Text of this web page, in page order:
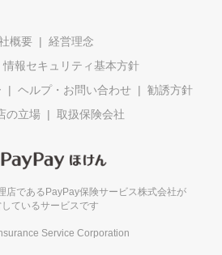
概要
経営理念
情報セキュリティ基本方針
ヘルプ・お問い合わせ
勧誘方針
の立場
取扱保険会社
店である PayPay保険サービス株式会社が
ているサービスです
Service Corporation